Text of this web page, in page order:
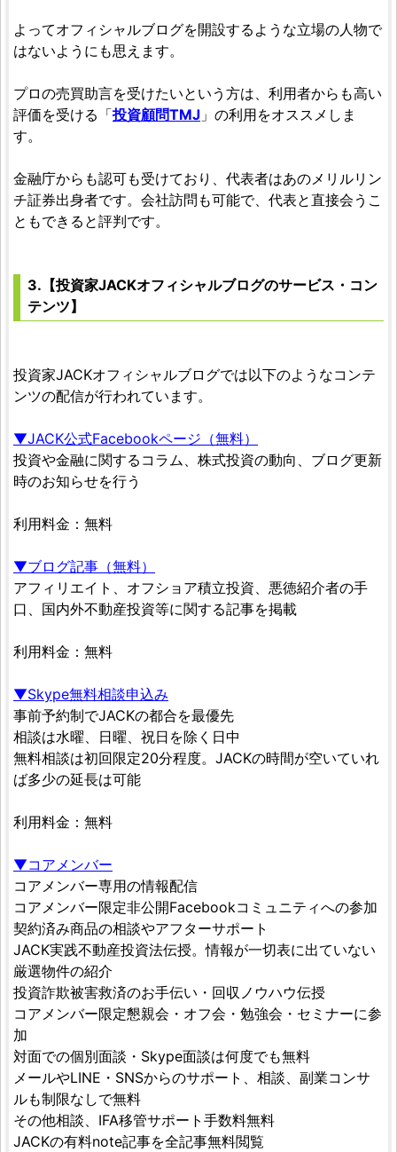
よってオフィシャルブログを開設するような立場の人物で
はないようにも思えます。
プロの売買助言を受けたいという方は、利用者からも高い
評価を受ける「投資顧問TMJ 」の利用をオススメしま
す。
金融庁からも認可も受けており、代表者はあのメリルリン
チ証券出身者です。会社訪問も可能で、代表と直接会うこ
ともできると評判です。
3.【投資家JACKオフィシャルブログのサービス・コン
テンツ】
投資家JACKオフィシャルブログでは以下のようなコンテ
ンツの配信が行われています。
▼JACK公式Facebookページ（無料）
投資や金融に関するコラム、株式投資の動向、ブログ更新
時のお知らせを行う
利用料金：無料
▼ブログ記事（無料）
アフィリエイト、オフショア積立投資、悪徳紹介者の手
口、国内外不動産投資等に関する記事を掲載
利用料金：無料
▼Skype無料相談申込み
事前予約制でJACKの都合を最優先
相談は水曜、日曜、祝日を除く日中
無料相談は初回限定20分程度。JACKの時間が空いていれ
ば多少の延長は可能
利用料金：無料
▼コアメンバー
コアメンバー専用の情報配信
コアメンバー限定非公開Facebookコミュニティへの参加
契約済み商品の相談やアフターサポート
JACK実践不動産投資法伝授。情報が一切表に出ていない
厳選物件の紹介
投資詐欺被害救済のお手伝い・回収ノウハウ伝授
コアメンバー限定懇親会・オフ会・勉強会・セミナーに参
加
対面での個別面談・Skype面談は何度でも無料
メールやLINE・SNSからのサポート、相談、副業コンサ
ルも制限なしで無料
その他相談、IFA移管サポート手数料無料
JACKの有料note記事を全記事無料閲覧